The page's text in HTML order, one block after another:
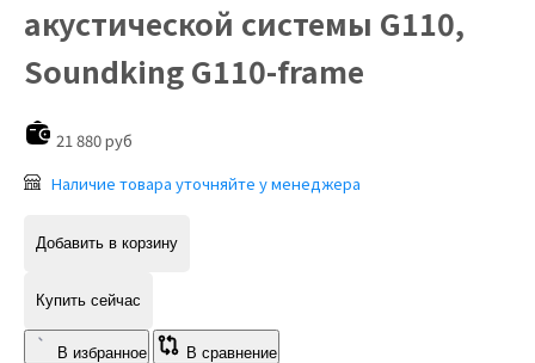
акустической системы G110,
Soundking G110-frame
21 880 руб
Наличие товара уточняйте у менеджера
Добавить в корзину
Купить сейчас
В избранное В сравнение